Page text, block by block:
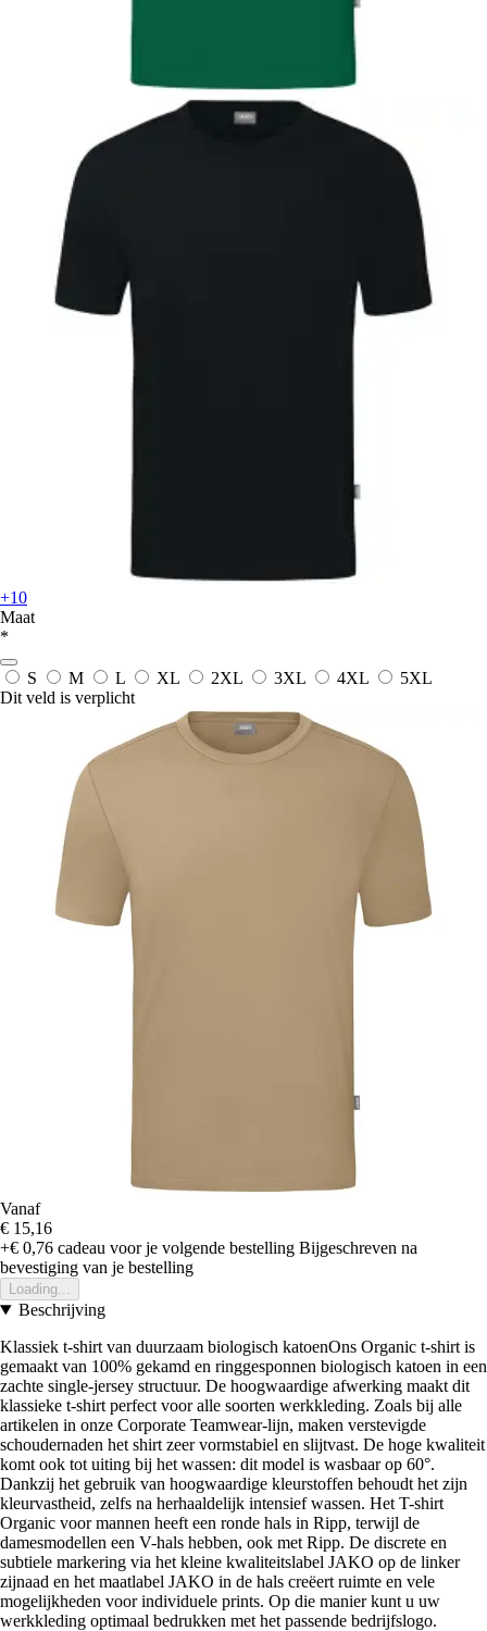
+10
Maat
*
S M L XL 2XL 3XL 4XL
5XL
Dit veld is verplicht
Vanaf
€ 15,16
+€ 0,76 cadeau voor je volgende bestelling Bijgeschreven na
bevestiging van je bestelling
Loading...
Beschrijving
Klassiek t-shirt van duurzaam biologisch katoenOns Organic t-shirt is
gemaakt van 100% gekamd en ringgesponnen biologisch katoen in een
zachte single-jersey structuur. De hoogwaardige afwerking maakt dit
klassieke t-shirt perfect voor alle soorten werkkleding. Zoals bij alle
artikelen in onze Corporate Teamwear-lijn, maken verstevigde
schoudernaden het shirt zeer vormstabiel en slijtvast. De hoge kwaliteit
komt ook tot uiting bij het wassen: dit model is wasbaar op 60°.
Dankzij het gebruik van hoogwaardige kleurstoffen behoudt het zijn
kleurvastheid, zelfs na herhaaldelijk intensief wassen. Het T-shirt
Organic voor mannen heeft een ronde hals in Ripp, terwijl de
damesmodellen een V-hals hebben, ook met Ripp. De discrete en
subtiele markering via het kleine kwaliteitslabel JAKO op de linker
zijnaad en het maatlabel JAKO in de hals creëert ruimte en vele
mogelijkheden voor individuele prints. Op die manier kunt u uw
werkkleding optimaal bedrukken met het passende bedrijfslogo.